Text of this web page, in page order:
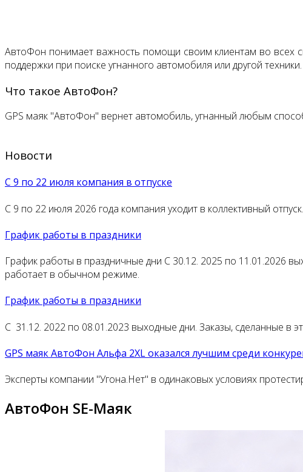
АвтоФон понимает важность помощи своим клиентам во всех
поддержки при поиске угнанного автомобиля или другой техники.
Что такое АвтоФон?
GPS маяк "АвтоФон" вернет автомобиль, угнанный любым
Новости
С 9 по 22 июля компания в отпуске
С 9 по 22 июля 2026 года компания уходит в коллективный
График работы в праздники
График работы в праздничные дни С 30.12. 2025 по 11.01.2026
работает в обычном режиме.
График работы в праздники
С 31.12. 2022 по 08.01.2023 выходные дни. Заказы, сделанные в
GPS маяк АвтоФон Альфа 2XL оказался лучшим среди
Эксперты компании "Угона.Нет" в одинаковых условиях
АвтоФон SE-Маяк